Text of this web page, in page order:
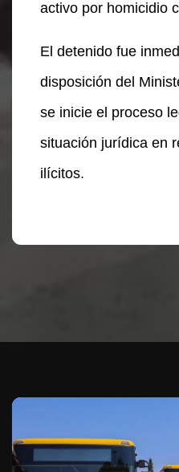
activo por homicidio
El detenido fue
disposición del
se inicie el proceso
situación jurídica en
ilícitos.
Te